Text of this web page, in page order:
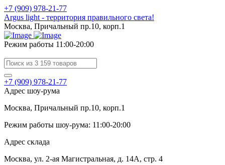
+7 (909) 978-21-77
Argus light - территория правильного света!
Москва, Причальный пр.10, корп.1
Режим работы 11:00-20:00
+7 (909) 978-21-77
Адрес шоу-рума
Москва, Причальный пр.10, корп.1
Режим работы шоу-рума: 11:00-20:00
Адрес склада
Москва, ул. 2-ая Магистральная, д. 14А, стр. 4